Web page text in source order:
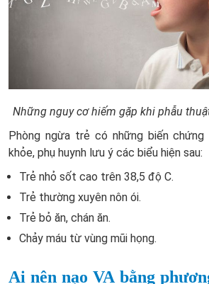
Những nguy cơ hiếm gặp khi phẫu
Phòng ngừa trẻ có những biến
khỏe, phụ huynh lưu ý các biểu hiện sau:
Trẻ nhỏ sốt cao trên 38,5 độ C.
Trẻ thường xuyên nôn ói.
Trẻ bỏ ăn, chán ăn.
Chảy máu từ vùng mũi họng.
Ai nên nạo VA bằng